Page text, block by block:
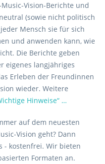
Vision-Berichte und
(sowie nicht politisch
Mensch sie für sich
und anwenden kann, wie
Die Berichte geben
eigenes langjähriges
Erleben der Freundinnen
wieder. Weitere
Hinweise“ …
auf dem neuesten
Vision geht? Dann
- kostenfrei. Wir bieten
Formaten an.